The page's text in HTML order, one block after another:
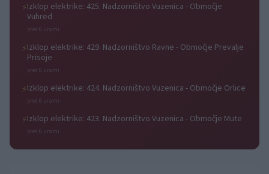
⚡Izklop elektrike: 425. Nadzorništvo Vuzenica - Območje
Vuhred
pred 6 urami
⚡Izklop elektrike: 429. Nadzorništvo Ravne - Območje Prevalje
Prisoje
pred 6 urami
⚡Izklop elektrike: 424. Nadzorništvo Vuzenica - Območje Orlice
pred 6 urami
⚡Izklop elektrike: 423. Nadzorništvo Vuzenica - Območje Mute
pred 6 urami